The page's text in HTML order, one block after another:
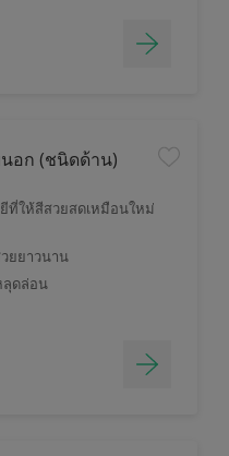
อก (ชนิดด้าน)
ที่ให้สีสวยสดเหมือนใหม่
ยยาวนาน
ลุดล่อน